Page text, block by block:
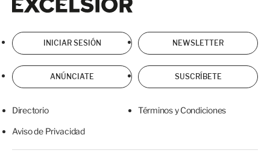
INICIAR SESIÓN NEWSLETTER
ANÚNCIATE SUSCRÍBETE
Directorio Términos y Condiciones
Aviso de Privacidad